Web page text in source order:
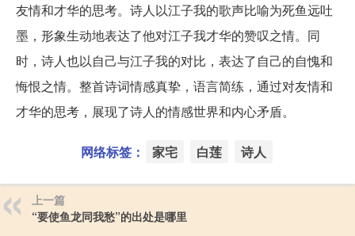
友情和才华的思考。诗人以江子我的歌声比喻为死鱼远吐
墨，形象生动地表达了他对江子我才华的赞叹之情。同
时，诗人也以自己与江子我的对比，表达了自己的自愧和
悔恨之情。整首诗词情感真挚，语言简练，通过对友情和
才华的思考，展现了诗人的情感世界和内心矛盾。
网络标签： 家宅 白莲 诗人
上一篇
“要使鱼龙同我愁”的出处是哪里